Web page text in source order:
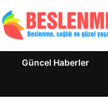
Güncel Haberler